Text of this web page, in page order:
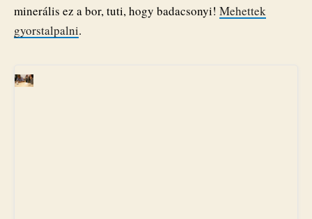
minerális ez a bor, tuti, hogy badacsonyi! Mehettek
gyorstalpalni.